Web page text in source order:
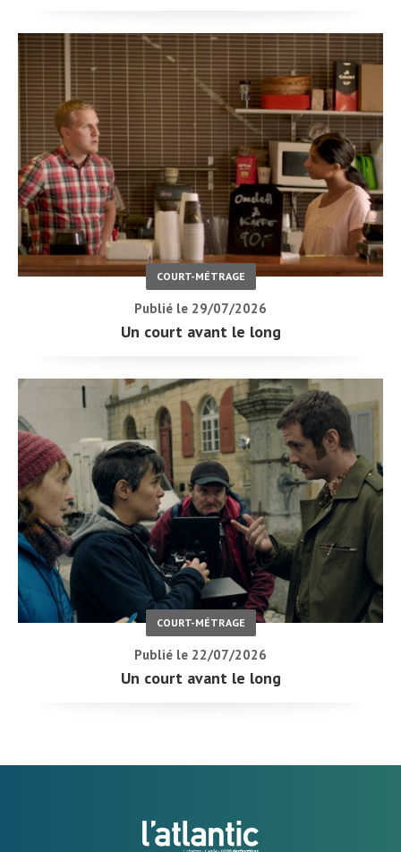
COURT-MÉTRAGE
Publié le 29/07/2026
Un court avant le long
COURT-MÉTRAGE
Publié le 22/07/2026
Un court avant le long